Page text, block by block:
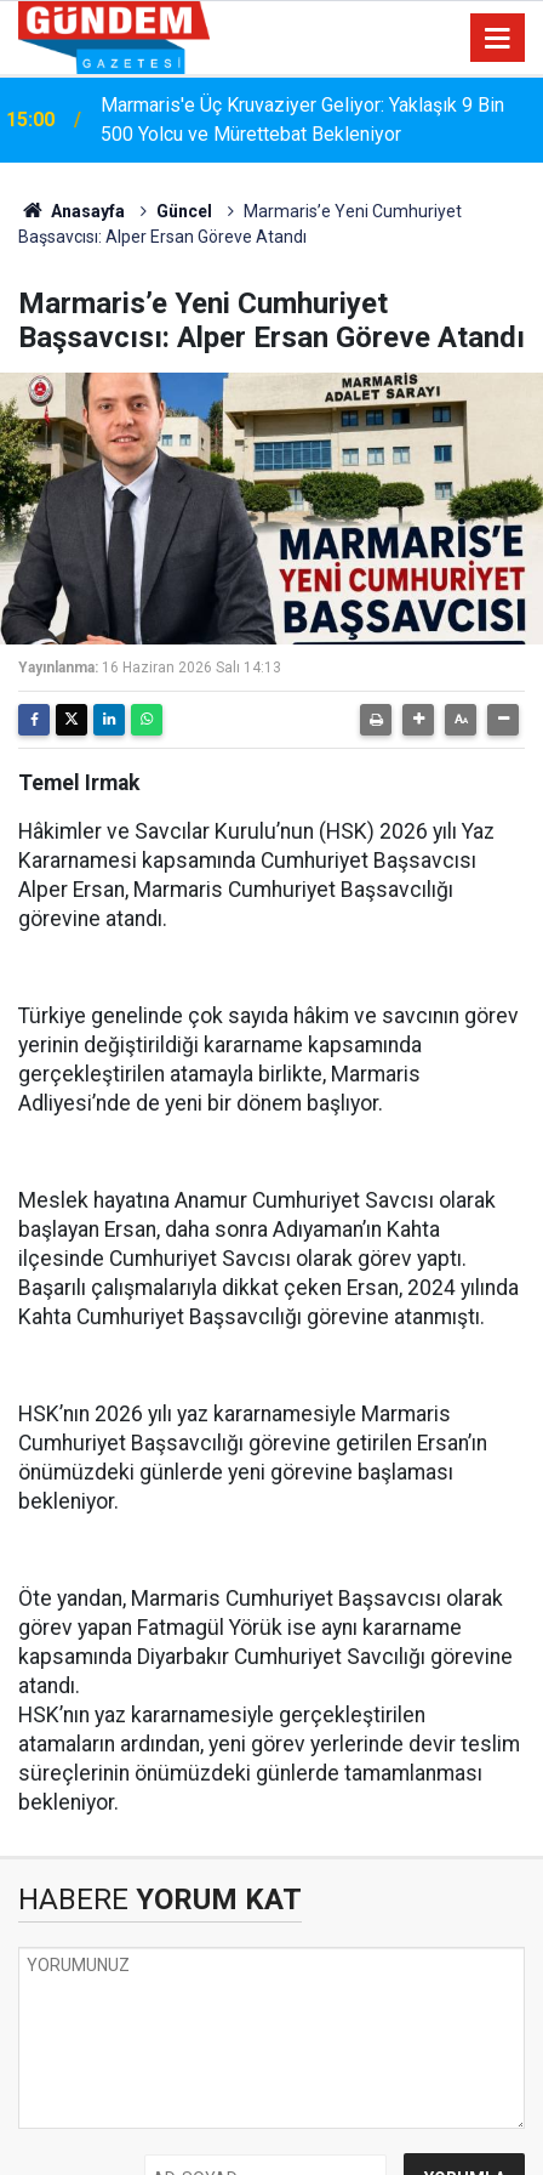
Marmaris'e Üç Kruvaziyer Geliyor: Yaklaşık 9 Bin
500 Yolcu ve Mürettebat Bekleniyor
14:17
MARMARİS'TE DERELERDE TEMİZLİK
SEFERBERLİĞİ
Anasayfa Güncel
Marmaris’e Yeni Cumhuriyet
Başsavcısı: Alper Ersan Göreve Atandı
Marmaris’e Yeni Cumhuriyet
Başsavcısı: Alper Ersan Göreve Atandı
Yayınlanma: 16 Haziran 2026 Salı 14:13
Temel Irmak
Hâkimler ve Savcılar Kurulu’nun (HSK) 2026 yılı Yaz
Kararnamesi kapsamında Cumhuriyet Başsavcısı
Alper Ersan, Marmaris Cumhuriyet Başsavcılığı
görevine atandı.
Türkiye genelinde çok sayıda hâkim ve savcının görev
yerinin değiştirildiği kararname kapsamında
gerçekleştirilen atamayla birlikte, Marmaris
Adliyesi’nde de yeni bir dönem başlıyor.
Meslek hayatına Anamur Cumhuriyet Savcısı olarak
başlayan Ersan, daha sonra Adıyaman’ın Kahta
ilçesinde Cumhuriyet Savcısı olarak görev yaptı.
Başarılı çalışmalarıyla dikkat çeken Ersan, 2024 yılında
Kahta Cumhuriyet Başsavcılığı görevine atanmıştı.
HSK’nın 2026 yılı yaz kararnamesiyle Marmaris
Cumhuriyet Başsavcılığı görevine getirilen Ersan’ın
önümüzdeki günlerde yeni görevine başlaması
bekleniyor.
Öte yandan, Marmaris Cumhuriyet Başsavcısı olarak
görev yapan Fatmagül Yörük ise aynı kararname
kapsamında Diyarbakır Cumhuriyet Savcılığı görevine
atandı.
HSK’nın yaz kararnamesiyle gerçekleştirilen
atamaların ardından, yeni görev yerlerinde devir teslim
süreçlerinin önümüzdeki günlerde tamamlanması
bekleniyor.
HABERE YORUM KAT